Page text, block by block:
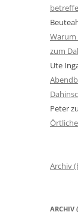
Warum
zum
Ute
Peterzu
Archiv
ARCHIV